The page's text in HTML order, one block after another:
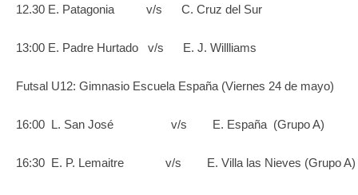
12.30 E. Patagonia v/s C. Cruz del Sur
13:00 E. Padre Hurtado v/s E. J. Willliams
Futsal U12: Gimnasio Escuela España (Viernes 24 de mayo)
16:00 L. San José v/s E. España (Grupo A)
16:30 E. P. Lemaitre v/s E. Villa las Nieves (Grupo A)